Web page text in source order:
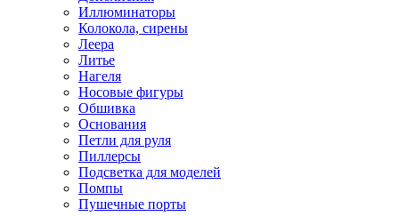
Иллюминаторы
Колокола, сирены
Леера
Литье
Нагеля
Носовые фигуры
Обшивка
Основания
Петли для руля
Пиллерсы
Подсветка для моделей
Помпы
Пушечные порты